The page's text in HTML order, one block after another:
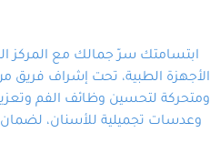
ابتسامتك سرّ جمالك مع المركز
الأجهزة الطبية، تحت إشراف فريق من
ومتحركة لتحسين وظائف الفم
وعدسات تجميلية للأسنان، لضمان